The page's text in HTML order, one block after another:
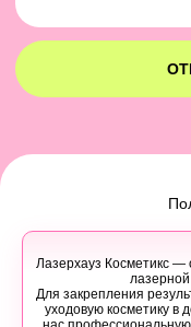
Лазерхауз Косметикс
лазерной
Для закрепления
уходовую косметику в